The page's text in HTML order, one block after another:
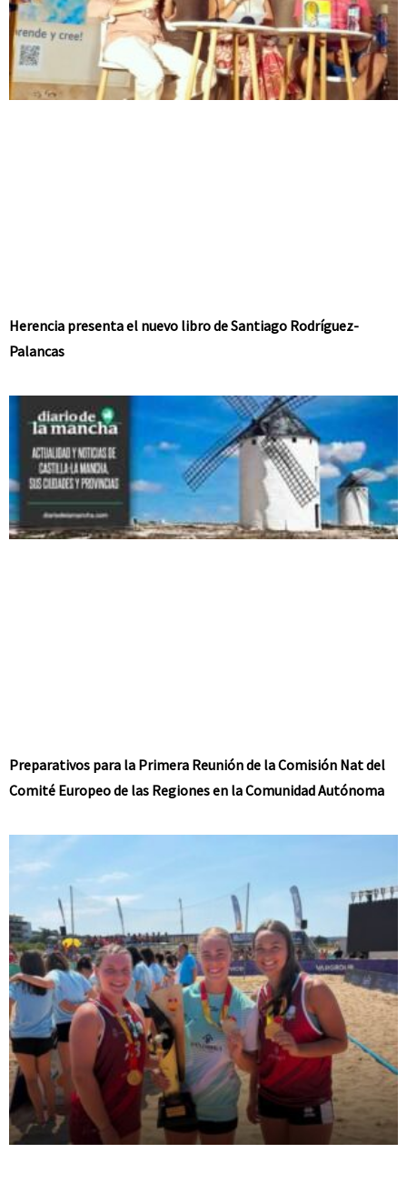
Herencia presenta el nuevo libro de Santiago Rodríguez-
Palancas
Preparativos para la Primera Reunión de la Comisión Nat del
Comité Europeo de las Regiones en la Comunidad Autónoma